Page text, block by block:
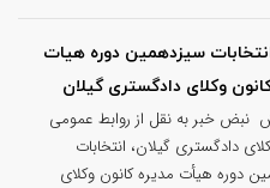
سیزدهمین دوره هیات
وکلای دادگستری گیلان
نبض خبر به نقل از روابط عمومی
دادگستری گیلان، انتخابات
دوره هیأت مدیره کانون وکلای